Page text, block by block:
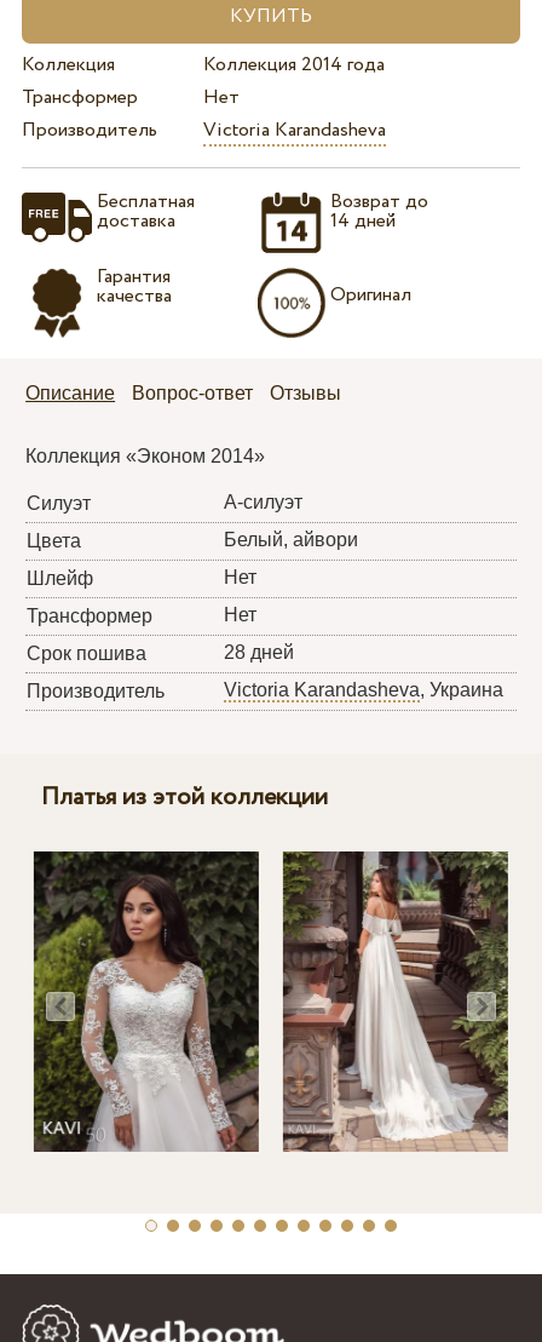
Коллекция
Коллекция 2014 года
Трансформер
Нет
Производитель
Victoria Karandasheva
Бесплатная
доставка
Гарантия
качества
Возврат до
14 дней
Оригинал
Описание Вопрос-ответ Отзывы
Коллекция «Эконом 2014»
Силуэт
А-силуэт
Цвета
Белый, айвори
Шлейф
Нет
Трансформер
Нет
Срок пошива
28 дней
Производитель
Victoria Karandasheva, Украина
Платья из этой коллекции